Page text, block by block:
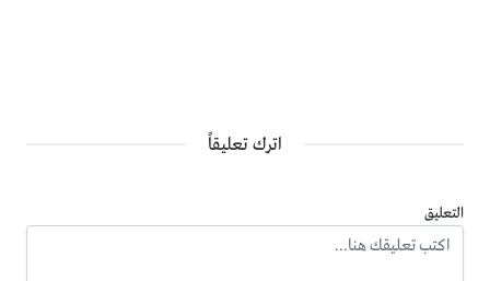
الشوكولاتة،نضع ملعقة صغيرة من شوكولاتة نوتيلا أو قطعة
اترك تعليقاً
التعليق